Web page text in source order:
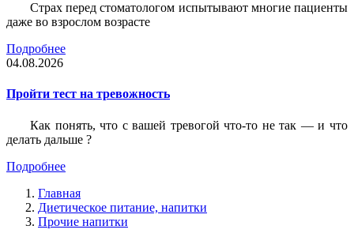
Страх перед стоматологом испытывают многие пациенты
даже во взрослом возрасте
Подробнее
04.08.2026
Пройти тест на тревожность
Как понять, что с вашей тревогой что-то не так — и что
делать дальше ?
Подробнее
Главная
Диетическое питание, напитки
Прочие напитки